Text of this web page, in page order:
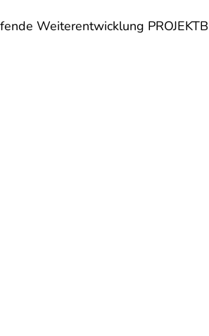
Weiterentwicklung